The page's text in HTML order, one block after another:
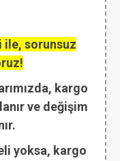
ile, sorunsuz
kargo
ve değişim
yoksa, kargo